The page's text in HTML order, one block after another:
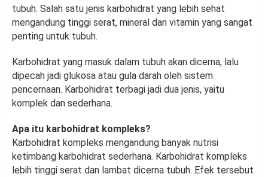
tubuh. Salah satu jenis karbohidrat yang lebih sehat
mengandung tinggi serat, mineral dan vitamin yang sangat
penting untuk tubuh.
Karbohidrat yang masuk dalam tubuh akan dicerna, lalu
dipecah jadi glukosa atau gula darah oleh sistem
pencernaan. Karbohidrat terbagi jadi dua jenis, yaitu
komplek dan sederhana.
Apa itu karbohidrat kompleks?
Karbohidrat kompleks mengandung banyak nutrisi
ketimbang karbohidrat sederhana. Karbohidrat kompleks
lebih tinggi serat dan lambat dicerna tubuh. Efek tersebut